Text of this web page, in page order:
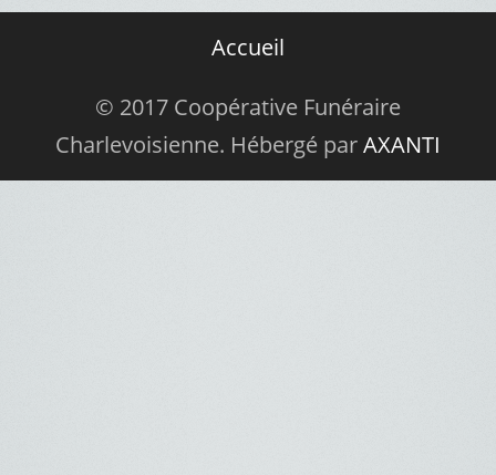
Accueil
© 2017 Coopérative Funéraire
Charlevoisienne. Hébergé parAXANTI